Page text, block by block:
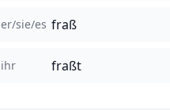
er/sie/es fraß
ihr fraßt